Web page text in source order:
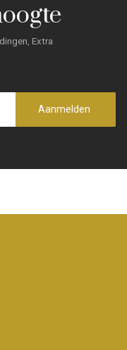
Extra
Aanmelden